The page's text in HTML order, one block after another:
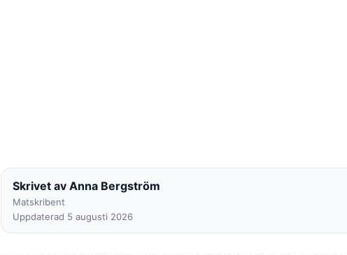
Skrivet av Anna Bergström
Matskribent
Uppdaterad 5 augusti 2026